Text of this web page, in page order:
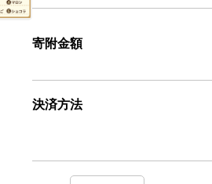
寄附金額
決済方法